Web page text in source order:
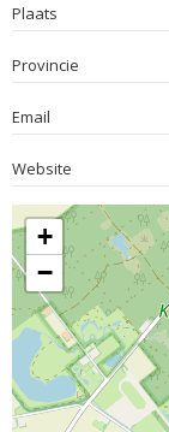
Plaats
Provincie
Email
Website
+
−